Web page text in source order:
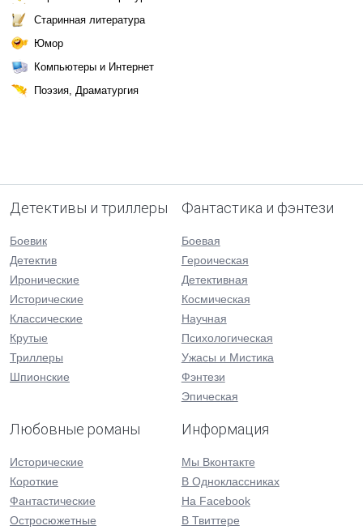
Старинная литература
Юмор
Компьютеры и Интернет
Поэзия, Драматургия
Детективы и триллеры
Боевик
Детектив
Иронические
Исторические
Классические
Крутые
Триллеры
Шпионские
Фантастика и фэнтези
Боевая
Героическая
Детективная
Космическая
Научная
Психологическая
Ужасы и Мистика
Фэнтези
Эпическая
Любовные романы
Исторические
Короткие
Фантастические
Остросюжетные
Информация
Мы Вконтакте
В Одноклассниках
На Facebook
В Твиттере